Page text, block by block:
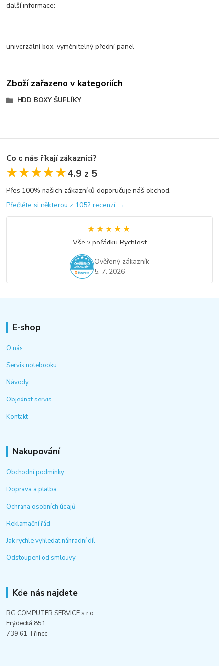
další informace:
univerzální box, vyměnitelný přední panel
Zboží zařazeno v kategoriích
HDD BOXY ŠUPLÍKY
Co o nás říkají zákazníci?
★★★★★
★★★★★4.9 z 5
Přes 100% našich zákazníků doporučuje náš obchod.
Přečtěte si některou z 1052 recenzí →
★★★★★
★★★★★
Vše v pořádku Rychlost
Ověřený zákazník
5. 7. 2026
E-shop
O nás
Servis notebooku
Návody
Objednat servis
Kontakt
Nakupování
Obchodní podmínky
Doprava a platba
Ochrana osobních údajů
Reklamační řád
Jak rychle vyhledat náhradní díl
Odstoupení od smlouvy
Kde nás najdete
RG COMPUTER SERVICE s.r.o.
Frýdecká 851
739 61 Třinec